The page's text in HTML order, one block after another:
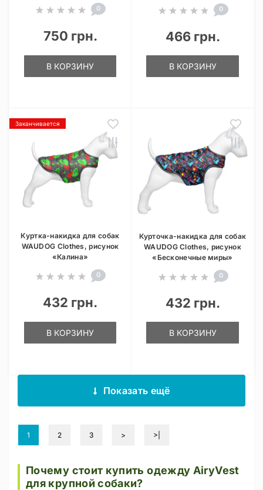
0
750 грн.
В КОРЗИНУ
0
466 грн.
В КОРЗИНУ
Заканчивается
Куртка-накидка для собак
WAUDOG Clothes, рисунок
«Калина»
0
432 грн.
В КОРЗИНУ
Курточка-накидка для собак
WAUDOG Clothes, рисунок
«Бесконечные миры»
0
432 грн.
В КОРЗИНУ
Показать ещё
1 2 3 > >|
Почему стоит купить одежду AiryVest
для крупной собаки?